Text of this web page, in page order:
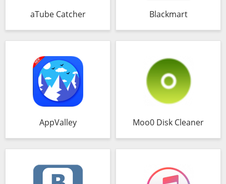
aTube Catcher Blackmart
AppValley Moo0 Disk Cleaner